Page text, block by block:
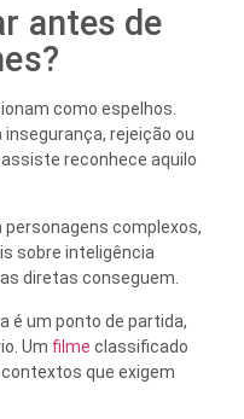
antes de
como espelhos.
rejeição ou
reconhece aquilo
personagens complexos,
sobre inteligência
diretas conseguem.
é um ponto de partida,
Um filme classificado
que exigem